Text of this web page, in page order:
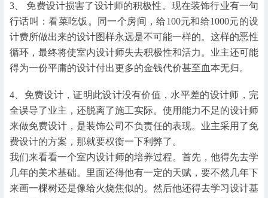
3、 免费设计损害了设计师的积极性。现在装饰行业有一句
行话叫：看菜吃饭。同一个房间，给100元和给1000元的设
计费所做出来的设计图样永远是不可能一样的。这样的恶性
循环，最终将使室内设计师失去积极性和活力。业主还可能
得为一份平庸的设计付出更多的金钱代价甚至血本无归。
4、免费设计，证明此设计没有价值，水平差的设计师，完
全误导了业主，还脱离了施工实际。使用能力不足的设计师
来做免费设计，是装饰公司不负责任的表现。业主采用了免
费设计的方案，那就要权衡一下利弊了。
我们来看看一个室内设计师的培养过程。首先，他得先去学
几年的美术基础。里面还得他有一定的天赋，要不然几年下
来画一棵树还是像给火烧焦似的。然后他还得去学习设计基